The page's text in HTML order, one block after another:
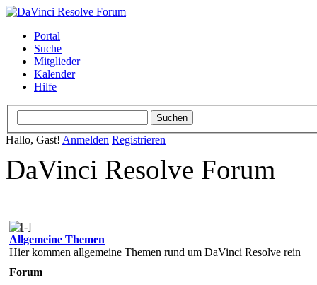
Portal
Suche
Mitglieder
Kalender
Hilfe
Hallo, Gast! Anmelden Registrieren
DaVinci Resolve Forum
Allgemeine Themen
Hier kommen allgemeine Themen rund um DaVinci Resolve rein
Forum